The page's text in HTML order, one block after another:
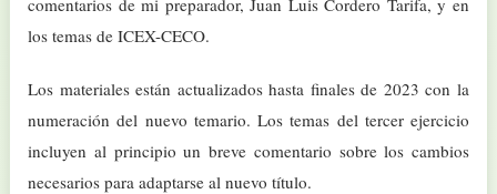
los temas de ICEX-CECO.
Los materiales están actualizados hasta finales de 2023 con la
numeración del nuevo temario. Los temas del tercer ejercicio
incluyen al principio un breve comentario sobre los cambios
necesarios para adaptarse al nuevo título.